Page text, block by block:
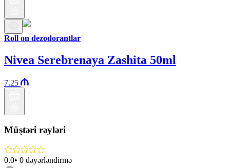
Roll on dezodorantlar
Nivea Serebrenaya Zashita 50ml
7.25
Müştəri rəyləri
0.0• 0 dəyərləndirmə